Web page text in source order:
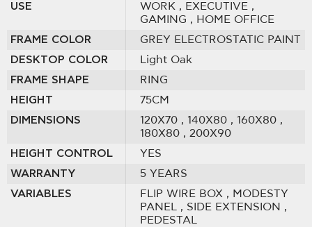
USE
WORK , EXECUTIVE ,
GAMING , HOME OFFICE
FRAME COLOR
GREY ELECTROSTATIC PAINT
DESKTOP COLOR
Light Oak
FRAME SHAPE
RING
HEIGHT
75CM
DIMENSIONS
120Χ70 , 140Χ80 , 160Χ80 ,
180Χ80 , 200Χ90
HEIGHT CONTROL
YES
WARRANTY
5 YEARS
VARIABLES
FLIP WIRE BOX , MODESTY
PANEL , SIDE EXTENSION ,
PEDESTAL